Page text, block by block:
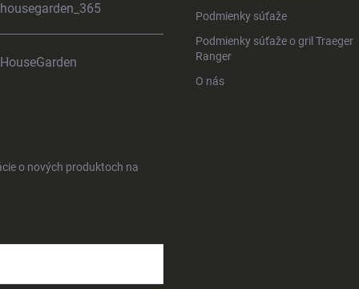
housegarden_365
HouseGarden
Podmienky súťaže
Podmienky súťaže o gril Traeger
Ranger
O nás
o nových produktoch na